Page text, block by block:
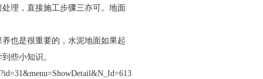
理，直接施工步骤三亦可。地面
也是很重要的，水泥地面如果起
些小知识。